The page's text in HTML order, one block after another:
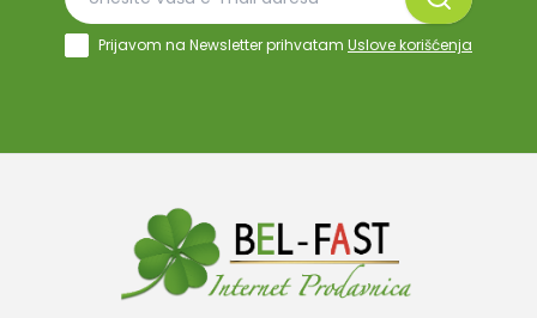
Prijavom na Newsletter prihvatam Uslove korišćenja